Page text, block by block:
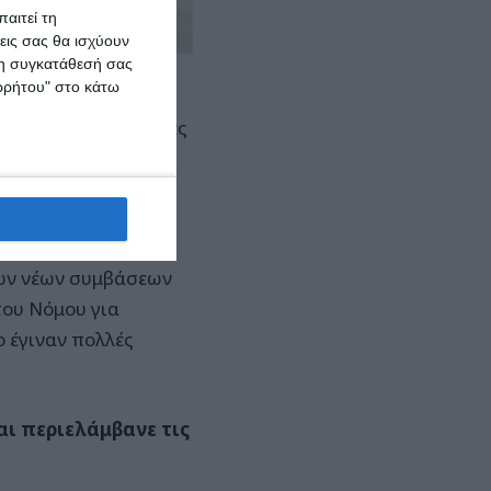
τη
σας θα ισχύουν
συγκατάθεσή σας
στο κάτω
των συλλογικών
από τους εργοδότες
νέων συμβάσεων
Νόμου για
πολλές
περιελάμβανε τις